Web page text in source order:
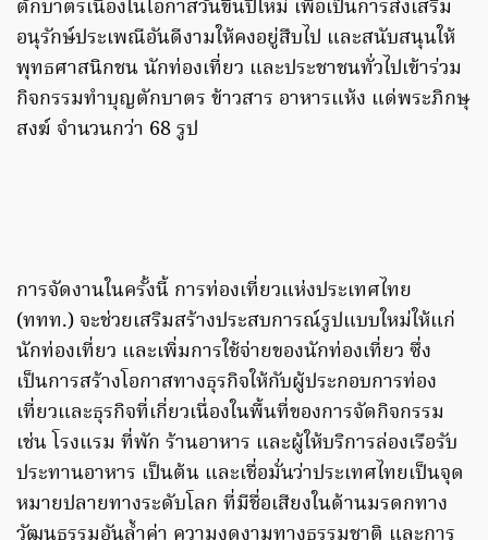
ตักบาตรเนื่องในโอกาสวันขึ้นปีใหม่ เพื่อเป็นการส่งเสริม
อนุรักษ์ประเพณีอันดีงามให้คงอยู่สืบไป และสนับสนุนให้
พุทธศาสนิกชน นักท่องเที่ยว และประชาชนทั่วไปเข้าร่วม
กิจกรรมทำบุญตักบาตร ข้าวสาร อาหารแห้ง แด่พระภิกษุ
สงฆ์ จำนวนกว่า 68 รูป
การจัดงานในครั้งนี้ การท่องเที่ยวแห่งประเทศไทย
(ททท.) จะช่วยเสริมสร้างประสบการณ์รูปแบบใหม่ให้แก่
นักท่องเที่ยว และเพิ่มการใช้จ่ายของนักท่องเที่ยว ซึ่ง
เป็นการสร้างโอกาสทางธุรกิจให้กับผู้ประกอบการท่อง
เที่ยวและธุรกิจที่เกี่ยวเนื่องในพื้นที่ของการจัดกิจกรรม
เช่น โรงแรม ที่พัก ร้านอาหาร และผู้ให้บริการล่องเรือรับ
ประทานอาหาร เป็นต้น และเชื่อมั่นว่าประเทศไทยเป็นจุด
หมายปลายทางระดับโลก ที่มีชื่อเสียงในด้านมรดกทาง